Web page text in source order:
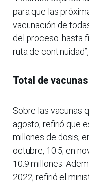
para que las
vacunación de
del proceso, hasta
ruta de
Total de vacunas
Sobre las vacunas
agosto, refirió que
millones de dosis;
octubre, 10.5; en
10.9 millones.
2022, refirió el